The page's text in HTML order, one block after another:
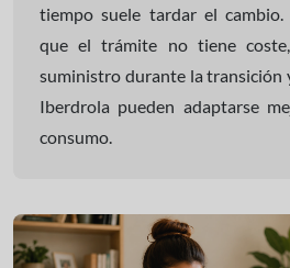
tiempo suele tardar el cambio.
que el trámite no tiene
suministro durante la transición
Iberdrola pueden adaptarse
consumo.